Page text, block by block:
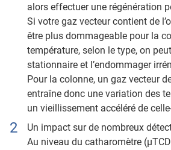
alors effectuer une régénération
Si votre gaz vecteur contient de
être plus dommageable pour la
température, selon le type, on
stationnaire et l’endommager
Pour la colonne, un gaz vecteur
entraîne donc une variation des
un vieillissement accéléré de
Un impact sur de nombreux
Au niveau du catharomètre